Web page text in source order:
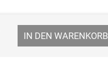
IN DEN WARENKORB